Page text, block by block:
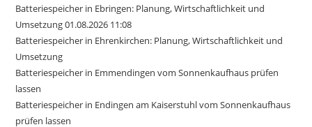
Batteriespeicher in Ebringen: Planung, Wirtschaftlichkeit und
Umsetzung 01.08.2026 11:08
Batteriespeicher in Ehrenkirchen: Planung, Wirtschaftlichkeit und
Umsetzung
Batteriespeicher in Emmendingen vom Sonnenkaufhaus prüfen
lassen
Batteriespeicher in Endingen am Kaiserstuhl vom Sonnenkaufhaus
prüfen lassen